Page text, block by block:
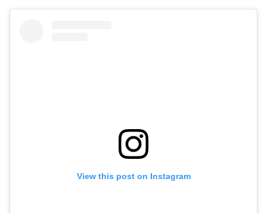
View this post on Instagram